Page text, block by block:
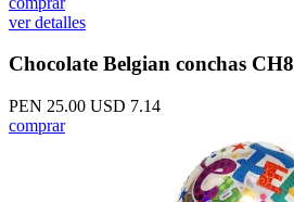
ver detalles
Chocolate Belgian conchas CH8
PEN 25.00 USD 7.14
comprar